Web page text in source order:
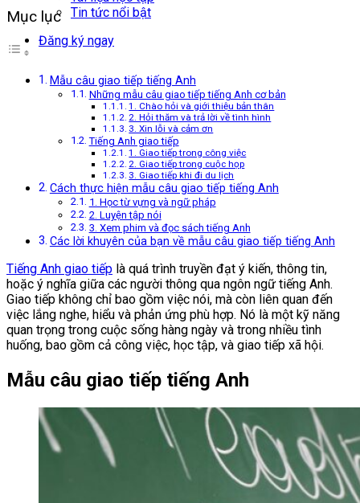
Tin tức nổi bật
Đăng ký ngay
Mục lục
Mẫu câu giao tiếp tiếng Anh
Những mẫu câu giao tiếp tiếng Anh cơ bản
1. Chào hỏi và giới thiệu bản thân
2. Hỏi thăm và trả lời về tình hình
3. Xin lỗi và cảm ơn
Tiếng Anh giao tiếp
1. Giao tiếp trong công việc
2. Giao tiếp trong cuộc họp
3. Giao tiếp khi đi du lịch
Cách thực hiện mẫu câu giao tiếp tiếng Anh
1. Học từ vựng và ngữ pháp
2. Luyện tập nói
3. Xem phim và đọc sách tiếng Anh
Các lời khuyên của bạn về mẫu câu giao tiếp tiếng Anh
Tiếng Anh giao tiếp là quá trình truyền đạt ý kiến, thông tin,
hoặc ý nghĩa giữa các người thông qua ngôn ngữ tiếng Anh.
Giao tiếp không chỉ bao gồm việc nói, mà còn liên quan đến
việc lắng nghe, hiểu và phản ứng phù hợp. Nó là một kỹ năng
quan trọng trong cuộc sống hàng ngày và trong nhiều tình
huống, bao gồm cả công việc, học tập, và giao tiếp xã hội.
Mẫu câu giao tiếp tiếng Anh